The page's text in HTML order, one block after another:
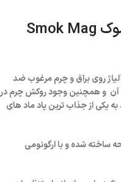
نقد و بررسی مگ سولو اسموک Smok Mag
روی براق و چرم مرغوب ضد
و همچنین وجود روکش چرم در
یکی از جذاب ترین پاد ماد های
ساخته شده و با ارگونومی